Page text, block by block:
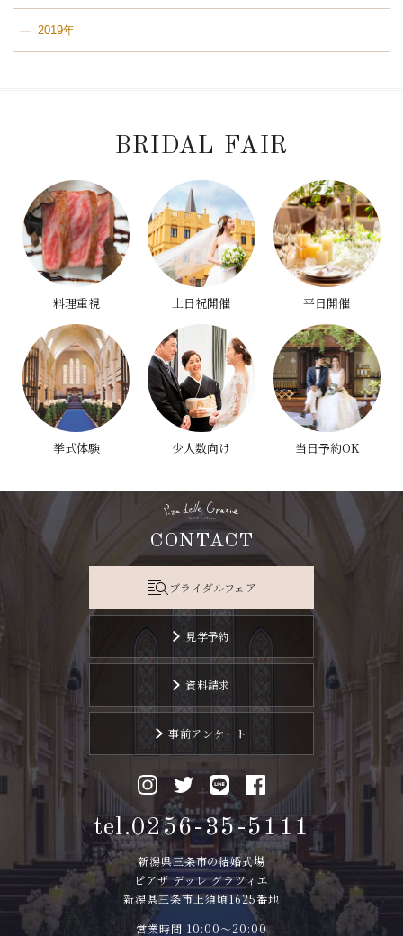
2019年
BRIDAL FAIR
料理重視 土日祝開催 平日開催
挙式体験 少人数向け 当日予約OK
CONTACT
ブライダルフェア
見学予約
資料請求
事前アンケート
tel.0256-35-5111
新潟県三条市の結婚式場
ピアザ デッレ グラツィエ
新潟県三条市上須頃1625番地
営業時間 10:00〜20:00